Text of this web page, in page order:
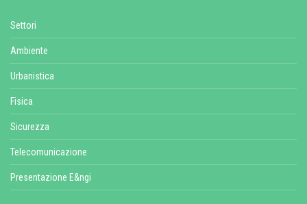
Settori
Ambiente
Urbanistica
Fisica
Sicurezza
Telecomunicazione
Presentazione E&ngi